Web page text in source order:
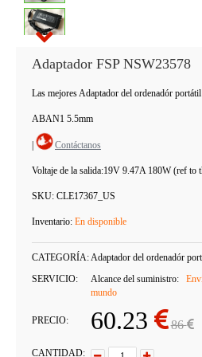
Adaptador FSP NSW23578
Las mejores Adaptador del ordenadór
ABAN1 5.5mm
Contáctanos
Voltaje de la salida:19V 9.47A 180W (ref to
SKU: CLE17367_US
Inventario: En disponible
CATEGORÍA:Adaptador del ordenadór
SERVICIO:
Alcance del suministro:
mundo
PRECIO: 60.23 86
CANTIDAD: